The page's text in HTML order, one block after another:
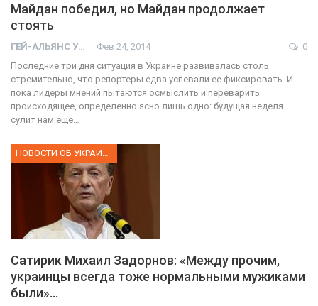
Майдан победил, но Майдан продолжает
стоять
ГЕЙ-АЛЬЯНС УКРАИНА Фев 24, 2014
0
Последние три дня ситуация в Украине развивалась столь
стремительно, что репортеры едва успевали ее фиксировать. И
пока лидеры мнений пытаются осмыслить и переварить
происходящее, определенно ясно лишь одно: будущая неделя
сулит нам еще…
Сатирик Михаил Задорнов: «Между прочим,
украинцы всегда тоже нормальными мужиками
были»…